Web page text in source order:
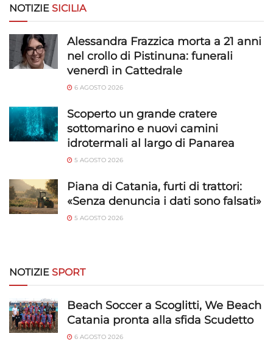
limitati per la selezione dei contenuti.
Funzionalità Sempre attivo
Abbinare e combinare dati provenienti da altre
fonti di dati, Collegare diversi dispositivi,
Identificare i dispositivi in base alle informazioni
Utilizzare dati di geolocalizzazione precisi,
Riconoscere i dispositivi in base a informazioni
richieste attivamente.
Garantire la sicurezza, prevenire e
rilevare frodi, correggere errori, Erogare
e presentare pubblicità e contenuto,
NOTIZIE SICILIA
Alessandra Frazzica morta a 21 anni
nel crollo di Pistinuna: funerali
venerdì in Cattedrale
6 AGOSTO 2026
Scoperto un grande cratere
sottomarino e nuovi camini
idrotermali al largo di Panarea
5 AGOSTO 2026
Piana di Catania, furti di trattori:
«Senza denuncia i dati sono falsati»
5 AGOSTO 2026
NOTIZIE SPORT
Beach Soccer a Scoglitti, We Beach
Catania pronta alla sfida Scudetto
6 AGOSTO 2026